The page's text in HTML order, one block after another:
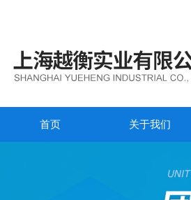
首页 关于我们